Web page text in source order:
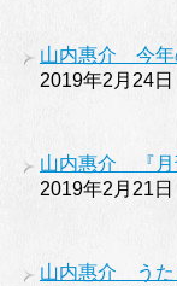
山内惠介 今年
2019年2月24日
山内惠介 『月
2019年2月21日
山内惠介 うた